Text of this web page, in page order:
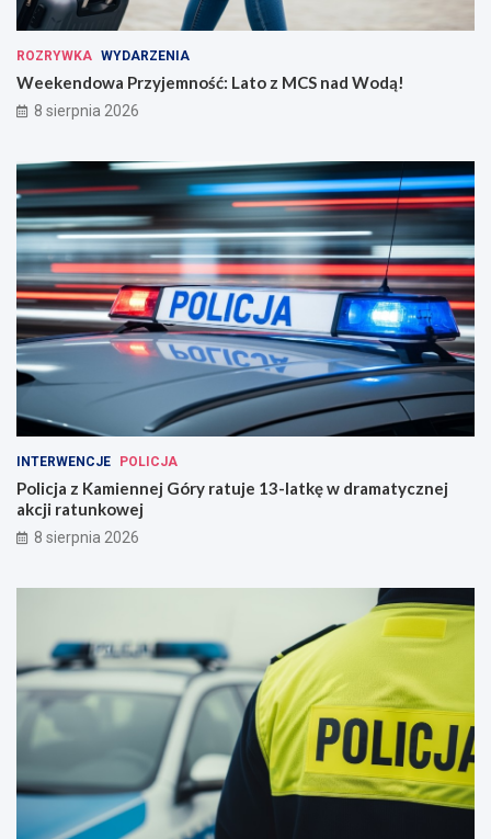
ROZRYWKA WYDARZENIA
Weekendowa Przyjemność: Lato z MCS nad Wodą!
8 sierpnia 2026
INTERWENCJE POLICJA
Policja z Kamiennej Góry ratuje 13-latkę w dramatycznej
akcji ratunkowej
8 sierpnia 2026